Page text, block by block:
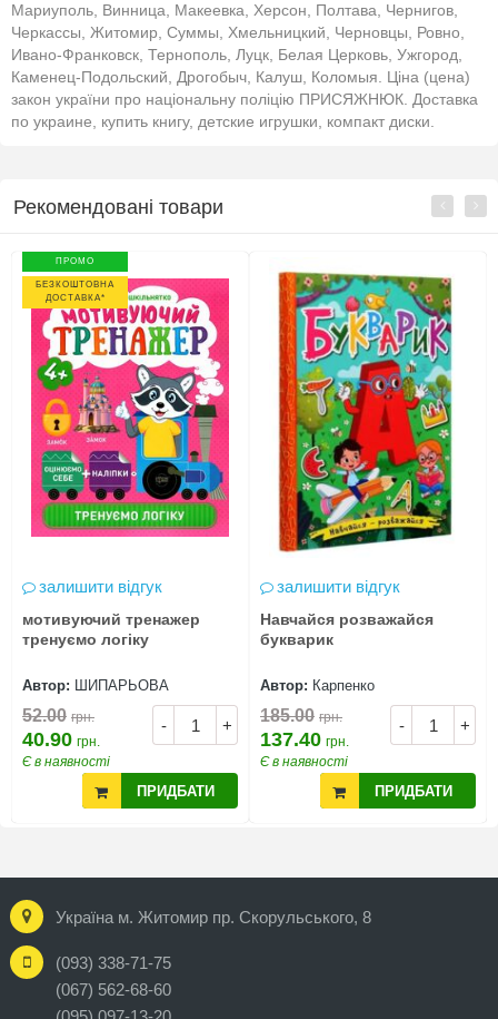
Мариуполь, Винница, Макеевка, Херсон, Полтава, Чернигов,
Черкассы, Житомир, Суммы, Хмельницкий, Черновцы, Ровно,
Ивано-Франковск, Тернополь, Луцк, Белая Церковь, Ужгород,
Каменец-Подольский, Дрогобыч, Калуш, Коломыя. Ціна (цена)
закон україни про національну поліцію ПРИСЯЖНЮК. Доставка
по украине, купить книгу, детские игрушки, компакт диски.
Рекомендовані товари
ПРОМО
БЕЗКОШТОВНА
ДОСТАВКА*
залишити відгук
мотивуючий тренажер
тренуємо логіку
Автор: ШИПАРЬОВА
- +
52.00 грн.
40.90 грн.
Є в наявності
ПРИДБАТИ
залишити відгук
Навчайся розважайся
букварик
Автор: Карпенко
- +
185.00 грн.
137.40 грн.
Є в наявності
ПРИДБАТИ
Україна м. Житомир пр. Скорульського, 8
(093) 338-71-75
(067) 562-68-60